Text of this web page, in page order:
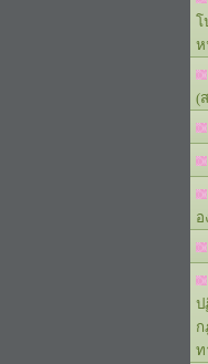
โ
ห
(
อ
ป
ท